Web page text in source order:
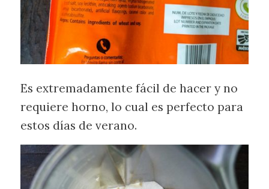
Es extremadamente fácil de hacer y no
requiere horno, lo cual es perfecto para
estos días de verano.